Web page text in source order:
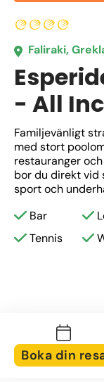
Faliraki,
- All
Familjevänligt
med stort
restauranger
bor du direkt vid
sport och
Bar
Tennis
Boka din